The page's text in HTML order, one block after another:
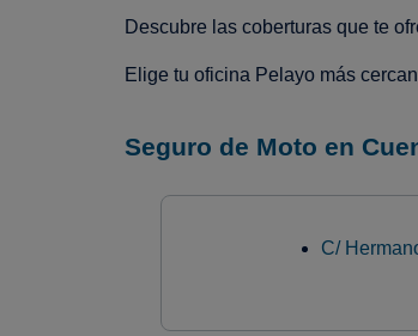
Descubre las coberturas que te
Elige tu oficina Pelayo más
Seguro de Moto en
C/